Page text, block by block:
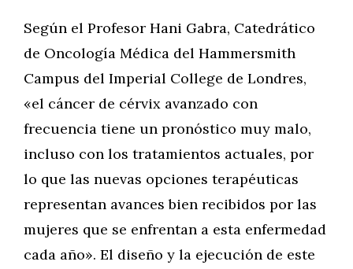
Según el Profesor Hani Gabra, Catedrático
de Oncología Médica del Hammersmith
Campus del Imperial College de Londres,
«el cáncer de cérvix avanzado con
frecuencia tiene un pronóstico muy malo,
incluso con los tratamientos actuales, por
lo que las nuevas opciones terapéuticas
representan avances bien recibidos por las
mujeres que se enfrentan a esta enfermedad
cada año». El diseño y la ejecución de este